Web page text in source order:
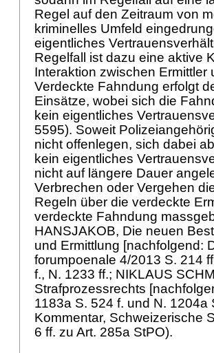
Regel auf den Zeitraum von
kriminelles Umfeld
eigentliches
Regelfall ist dazu eine aktive
Interaktion zwischen
Verdeckte Fahndung erfolgt
Einsätze, wobei sich die
kein eigentliches
5595). Soweit
nicht offenlegen, sich dabei
kein eigentliches
nicht auf längere Dauer
Verbrechen oder Vergehen
Regeln über die verdeckte
verdeckte Fahndung
HANSJAKOB, Die neuen
und Ermittlung [nachfolgend:
forumpoenale 4/2013 S. 214
f., N. 1233 ff.; NIKLAUS
Strafprozessrechts
1183a S. 524 f. und N. 1204a
Kommentar, Schweizerische
6 ff. zu Art. 285a StPO).